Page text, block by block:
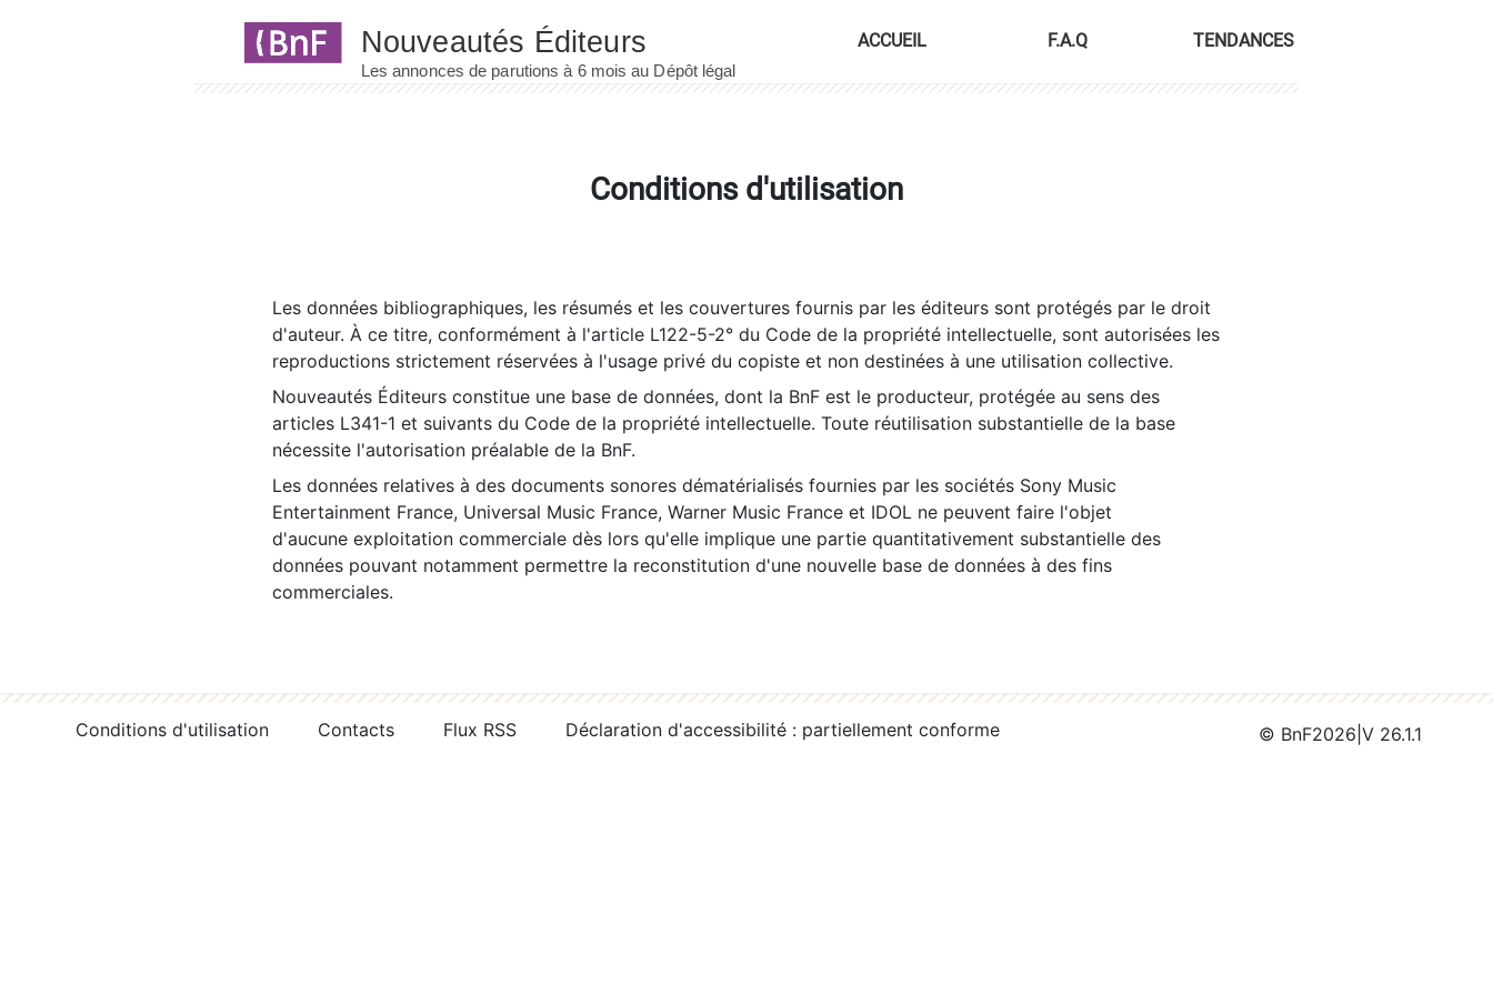
ACCUEIL F.A.Q TENDANCES
Conditions d'utilisation
Les données bibliographiques, les résumés et les couvertures fournis par les éditeurs sont protégés par le droit
d'auteur. À ce titre, conformément à l'article L122-5-2° du Code de la propriété intellectuelle, sont autorisées les
reproductions strictement réservées à l'usage privé du copiste et non destinées à une utilisation collective.
Nouveautés Éditeurs constitue une base de données, dont la BnF est le producteur, protégée au sens des
articles L341-1 et suivants du Code de la propriété intellectuelle. Toute réutilisation substantielle de la base
nécessite l'autorisation préalable de la BnF.
Les données relatives à des documents sonores dématérialisés fournies par les sociétés Sony Music
Entertainment France, Universal Music France, Warner Music France et IDOL ne peuvent faire l'objet
d'aucune exploitation commerciale dès lors qu'elle implique une partie quantitativement substantielle des
données pouvant notamment permettre la reconstitution d'une nouvelle base de données à des fins
commerciales.
Conditions d'utilisation Contacts Flux RSS Déclaration d'accessibilité : partiellement conforme © BnF2026 V 26.1.1